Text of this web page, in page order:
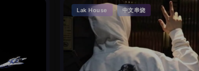
Lak House · 中文串烧